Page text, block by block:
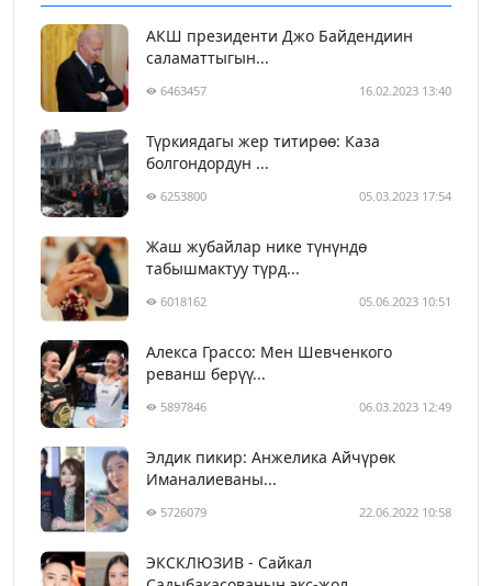
АКШ президенти Джо Байдендиин
саламаттыгын...
6463457 16.02.2023 13:40
Түркиядагы жер титирөө: Каза
болгондордун ...
6253800 05.03.2023 17:54
Жаш жубайлар нике түнүндө
табышмактуу түрд...
6018162 05.06.2023 10:51
Алекса Грассо: Мен Шевченкого
реванш берүү...
5897846 06.03.2023 12:49
Элдик пикир: Анжелика Айчүрөк
Иманалиеваны...
5726079 22.06.2022 10:58
ЭКСКЛЮЗИВ - Сайкал